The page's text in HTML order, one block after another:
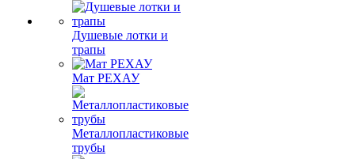
Душевые лотки и
трапы
Мат РЕХАУ
Металлопластиковые
трубы